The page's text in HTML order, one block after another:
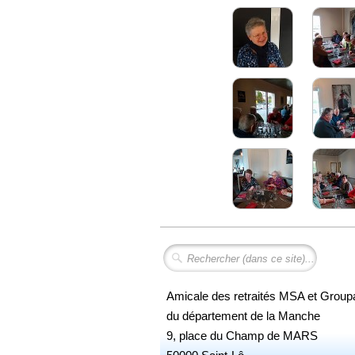
Amicale des retraités MSA et
du département de la Manche
9, place du Champ de MARS